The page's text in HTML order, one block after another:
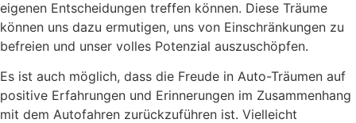
eigenen Entscheidungen treffen können. Diese Träume
können uns dazu ermutigen, uns von Einschränkungen zu
befreien und unser volles Potenzial auszuschöpfen.
Es ist auch möglich, dass die Freude in Auto-Träumen auf
positive Erfahrungen und Erinnerungen im Zusammenhang
mit dem Autofahren zurückzuführen ist. Vielleicht